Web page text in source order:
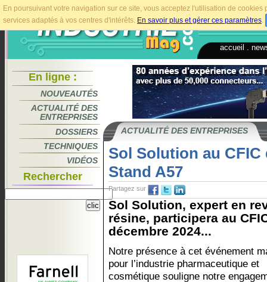
En poursuivant votre navigation sur ce site, vous acceptez l'utilisation de
services adaptés à vos centres d'intérêts. En savoir plus et gérer ces paramètres.
accueil
En ligne :
NOUVEAUTÉS
ACTUALITÉ DES
ENTREPRISES
DOSSIERS
TECHNIQUES
VIDÉOS
Rechercher
ACTUALITÉ DES ENTREPRISES
Sol Solution au CFIC
Stand A57
Partagez sur
Sol Solution, expert en
résine, participera au
décembre 2024...
Notre présence à cet événement
pour l’industrie pharmaceutique et
cosmétique souligne notre